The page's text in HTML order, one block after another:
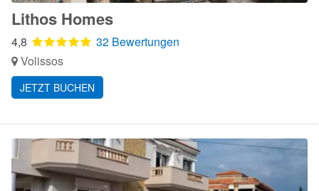
Lithos Homes
4,8
32 Bewertungen
Volissos
JETZT BUCHEN